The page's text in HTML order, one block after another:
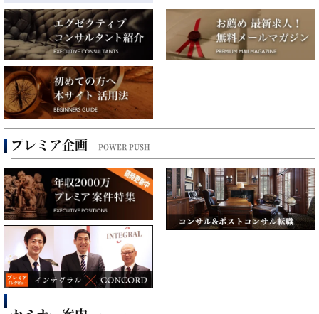
プレミア企画 POWER PUSH